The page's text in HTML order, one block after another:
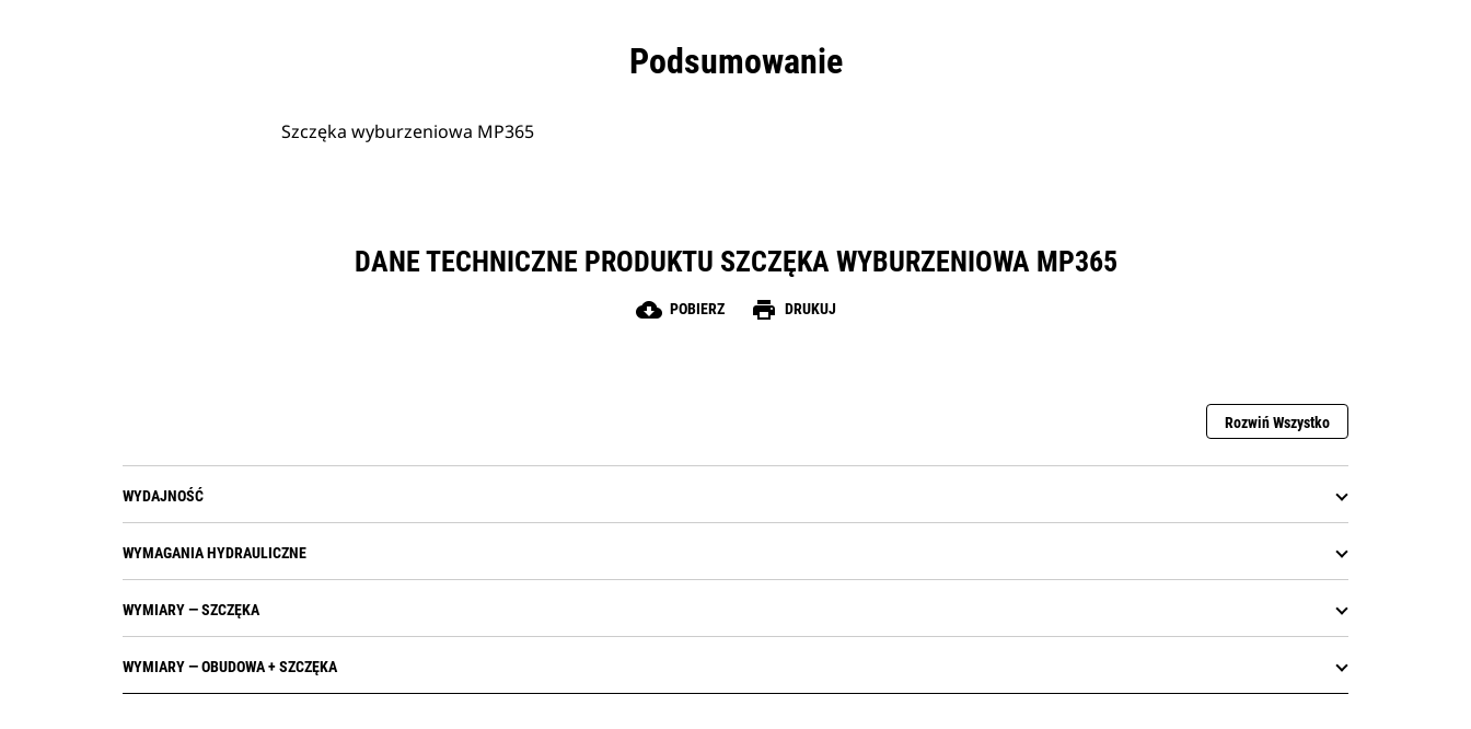
Podsumowanie
Szczęka wyburzeniowa MP365
DANE TECHNICZNE PRODUKTU SZCZĘKA WYBURZENIOWA MP365
cloud_download POBIERZ print DRUKUJ
Rozwiń Wszystko
WYDAJNOŚĆ
WYMAGANIA HYDRAULICZNE
WYMIARY — SZCZĘKA
WYMIARY — OBUDOWA + SZCZĘKA